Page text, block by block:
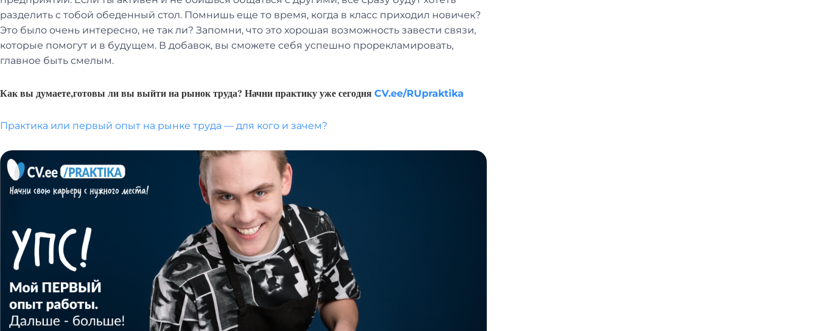
разделить с тобой обеденный стол. Помнишь еще то время, когда в класс приходил новичек?
Это было очень интересно, не так ли? Запомни, что это хорошая возможность завести связи,
которые помогут и в будущем. В добавок, вы сможете себя успешно прорекламировать,
главное быть смелым.
Как вы думаете,готовы ли вы выйти на рынок труда? Начни практику уже сегодня CV.ee/RUpraktika
Практика или первый опыт на рынке труда — для кого и зачем?